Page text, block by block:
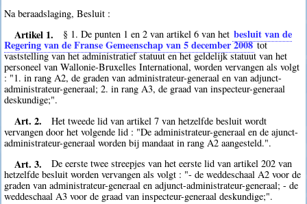
Na beraadslaging, Besluit :
Artikel 1. § 1. De punten 1 en 2 van artikel 6 van het besluit van de
Regering van de Franse Gemeenschap van 5 december 2008tot
vaststelling van het administratief statuut en het geldelijk statuut van het
personeel van Wallonie-Bruxelles International, worden vervangen als volgt
: "1. in rang A2, de graden van administrateur-generaal en van adjunct-
administrateur-generaal; 2. in rang A3, de graad van inspecteur-generaal
deskundige;".
Art. 2.
Het tweede lid van artikel 7 van hetzelfde besluit wordt
vervangen door het volgende lid : "De administrateur-generaal en de ajunct-
administrateur-generaal worden bij mandaat in rang A2 aangesteld.".
Art. 3.
De eerste twee streepjes van het eerste lid van artikel 202 van
hetzelfde besluit worden vervangen als volgt : "- de weddeschaal A2 voor de
graden van administrateur-generaal en adjunct-administrateur-generaal; - de
weddeschaal A3 voor de graad van inspecteur-generaal deskundige;".